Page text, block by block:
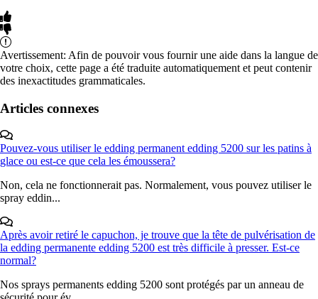
Avertissement: Afin de pouvoir vous fournir une aide dans la langue de
votre choix, cette page a été traduite automatiquement et peut contenir
des inexactitudes grammaticales.
Articles connexes
Pouvez-vous utiliser le edding permanent edding 5200 sur les patins à
glace ou est-ce que cela les émoussera?
Non, cela ne fonctionnerait pas. Normalement, vous pouvez utiliser le
spray eddin...
Après avoir retiré le capuchon, je trouve que la tête de pulvérisation de
la edding permanente edding 5200 est très difficile à presser. Est-ce
normal?
Nos sprays permanents edding 5200 sont protégés par un anneau de